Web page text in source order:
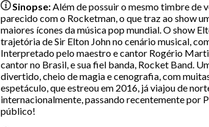
Sinopse:Além de possuir o mesmo timbre de
parecido com o Rocketman, o que traz ao show
maiores ícones da música pop mundial. O show
trajetória de Sir Elton John no cenário musical,
Interpretado pelo maestro e cantor Rogério
cantor no Brasil, e sua fiel banda, Rocket Band.
divertido, cheio de magia e cenografia, com
espetáculo, que estreou em 2016, já viajou de
internacionalmente, passando recentemente por
público!